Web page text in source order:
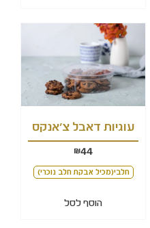
עוגיות דאבל צ'אנקס
44
₪
חלבי(מכיל אבקת חלב נוכרי)
הוסף לסל